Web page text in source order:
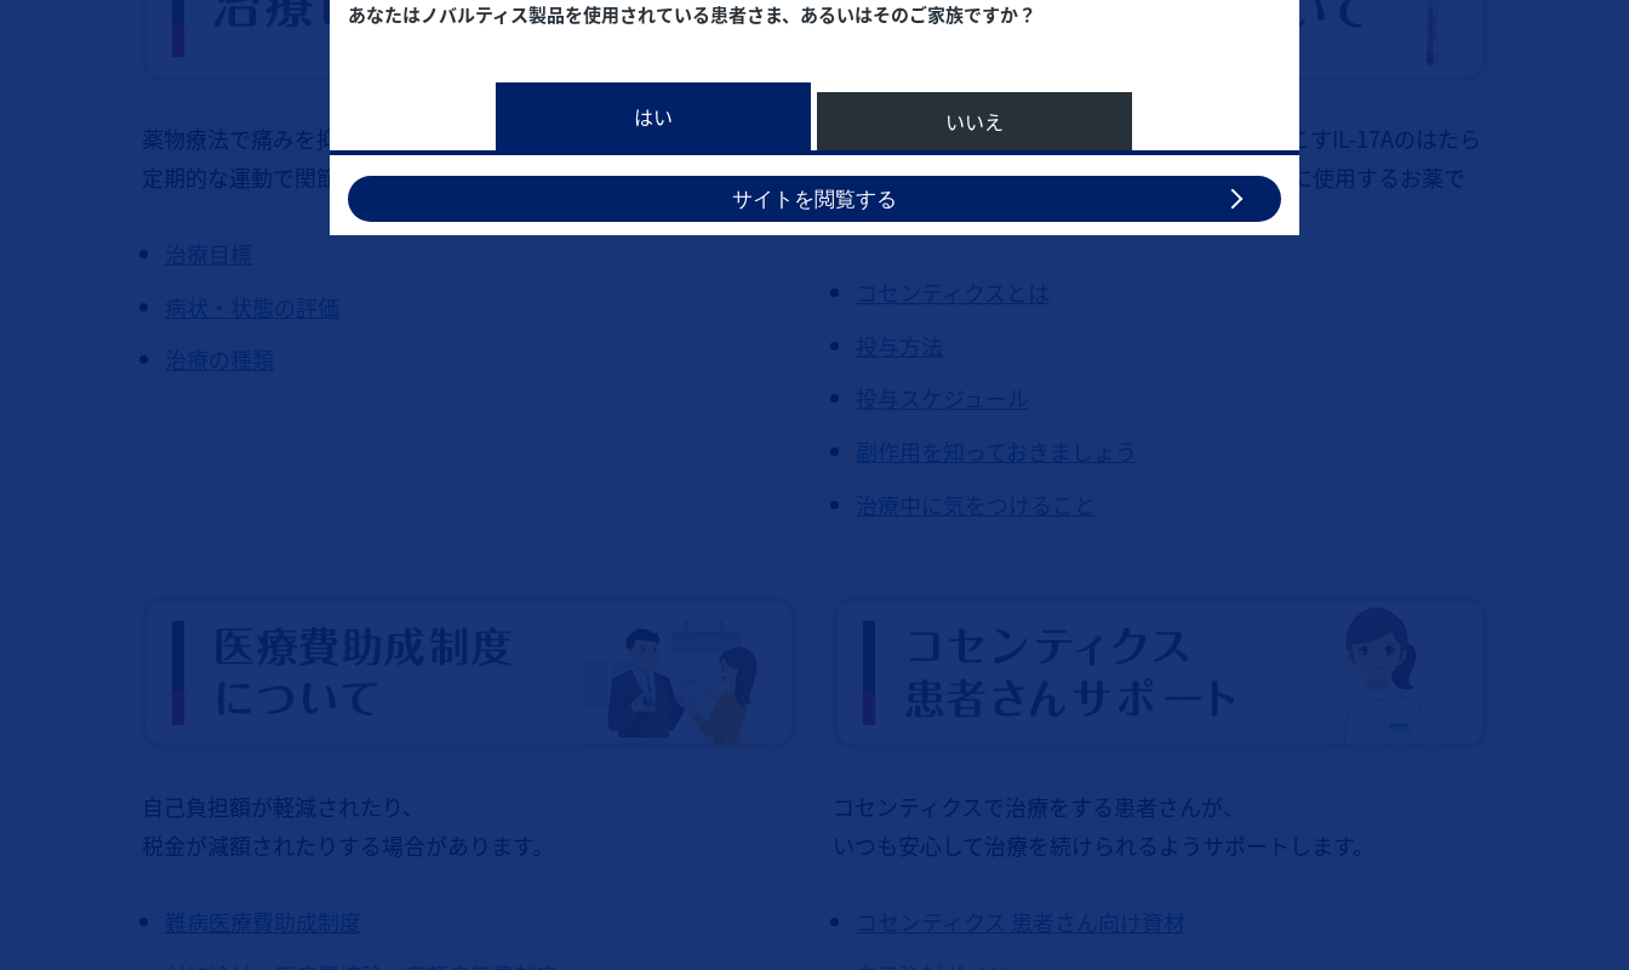
薬物療法で痛みを抑えながら、
定期的な運動で関節の動きを良くすることが治療の基本です。
治療目標
病状・状態の評価
治療の種類
コセンティクスは体軸性脊椎関節炎の症状を起こすIL-17Aのはたら
きを抑え、痛みやこわばりの改善をめざすために使用するお薬で
す。
コセンティクスとは
投与方法
投与スケジュール
副作用を知っておきましょう
治療中に気をつけること
自己負担額が軽減されたり、
税金が減額されたりする場合があります。
難病医療費助成制度
コセンティクスで治療をする患者さんが、
いつも安心して治療を続けられるようサポートします。
コセンティクス 患者さん向け資材
あなたはノバルティス製品を使用されている患者さま、あるいはそのご家族ですか？
はい いいえ
サイトを閲覧する